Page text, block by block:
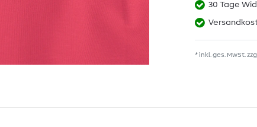
30 Tage
* inkl. ges. MwSt.